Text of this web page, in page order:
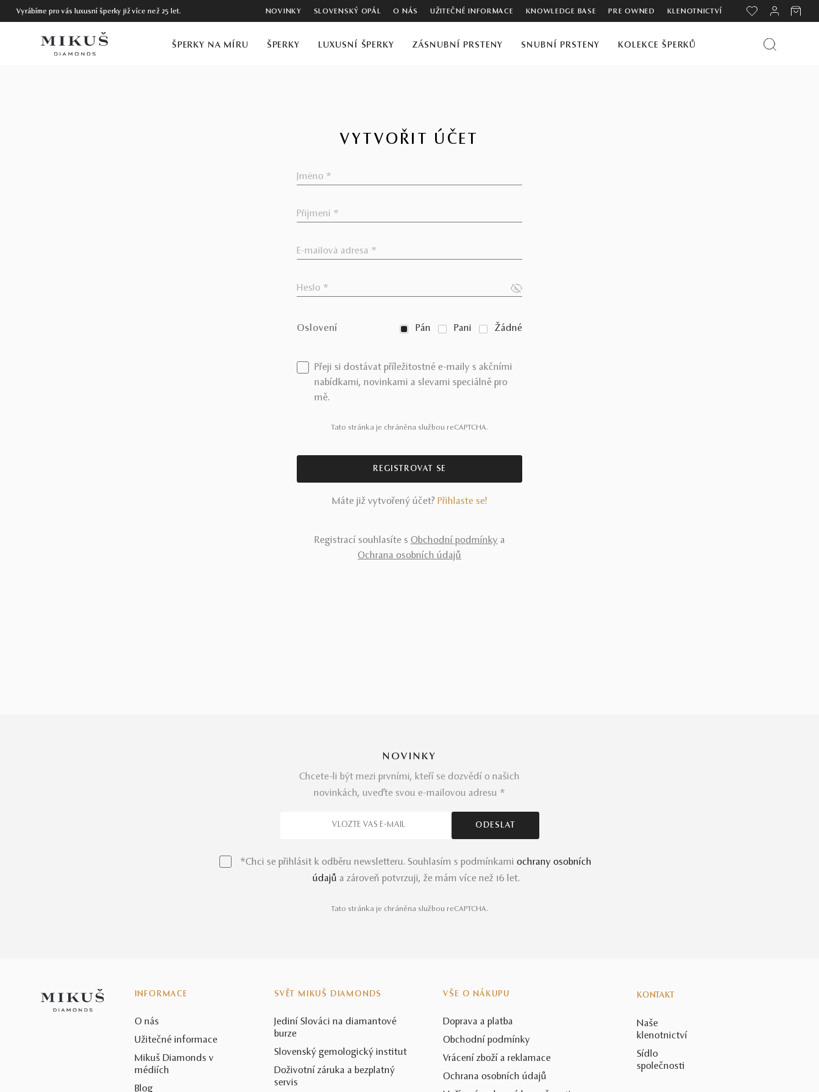
Vyrábíme pro vás luxusní šperky již více než 25 let. NOVINKY SLOVENSKÝ OPÁL O NÁS UŽITEČNÉ INFORMACE KNOWLEDGE BASE PRE OWNED KLENOTNICTVÍ
ŠPERKY NA MÍRU ŠPERKY LUXUSNÍ ŠPERKY ZÁSNUBNÍ PRSTENY SNUBNÍ PRSTENY KOLEKCE ŠPERKŮ
VYTVOŘIT ÚČET
Oslovení Pán Pani Žádné
Přeji si dostávat příležitostné e-maily s akčními
nabídkami, novinkami a slevami speciálně pro
mě.
Tato stránka je chráněna službou reCAPTCHA.
REGISTROVAT SE
Máte již vytvořený účet? Přihlaste se!
Registrací souhlasíte s Obchodní podmínky a
Ochrana osobních údajů
NOVINKY
Chcete-li být mezi prvními, kteří se dozvědí o našich
novinkách, uveďte svou e-mailovou adresu *
*Chci se přihlásit k odběru newsletteru. Souhlasím s podmínkami ochrany osobních
údajů a zároveň potvrzuji, že mám více než 16 let.
Tato stránka je chráněna službou reCAPTCHA.
INFORMACE
O nás
Užitečné informace
Mikuš Diamonds v
médiích
Blog
SVĚT MIKUŠ DIAMONDS
Jediní Slováci na diamantové
burze
Slovenský gemologický institut
Doživotní záruka a bezplatný
servis
VŠE O NÁKUPU
Doprava a platba
Obchodní podmínky
Vrácení zboží a reklamace
Ochrana osobních údajů
KONTAKT
Naše
klenotnictví
Sídlo
společnosti